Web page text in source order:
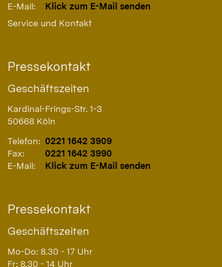
E-Mail:
Klick zum E-Mail senden
Service und Kontakt
Pressekontakt
Geschäftszeiten
Kardinal-Frings-Str. 1-3
50668 Köln
Telefon: 0221 1642 3909
Fax:
0221 1642 3990
E-Mail:
Klick zum E-Mail senden
Pressekontakt
Geschäftszeiten
Mo-Do: 8.30 - 17 Uhr
Fr: 8.30 - 14 Uhr